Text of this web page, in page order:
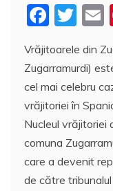
F
c
e
b
o
o
k
T
itt
er l
Vrăjitoarele din
Zugarramurdi)
cel mai celebru
vrăjitoriei în
Nucleul vrăjitoriei
comuna
care a devenit
de către